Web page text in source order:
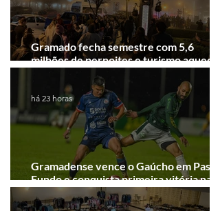
Gramado fecha semestre com 5,6
milhões de pernoites e turismo
Junho desponta!
Gramadense vence o Gaúcho em Passo
Fundo e conquista primeira vitória na
Série A2
há 23 horas